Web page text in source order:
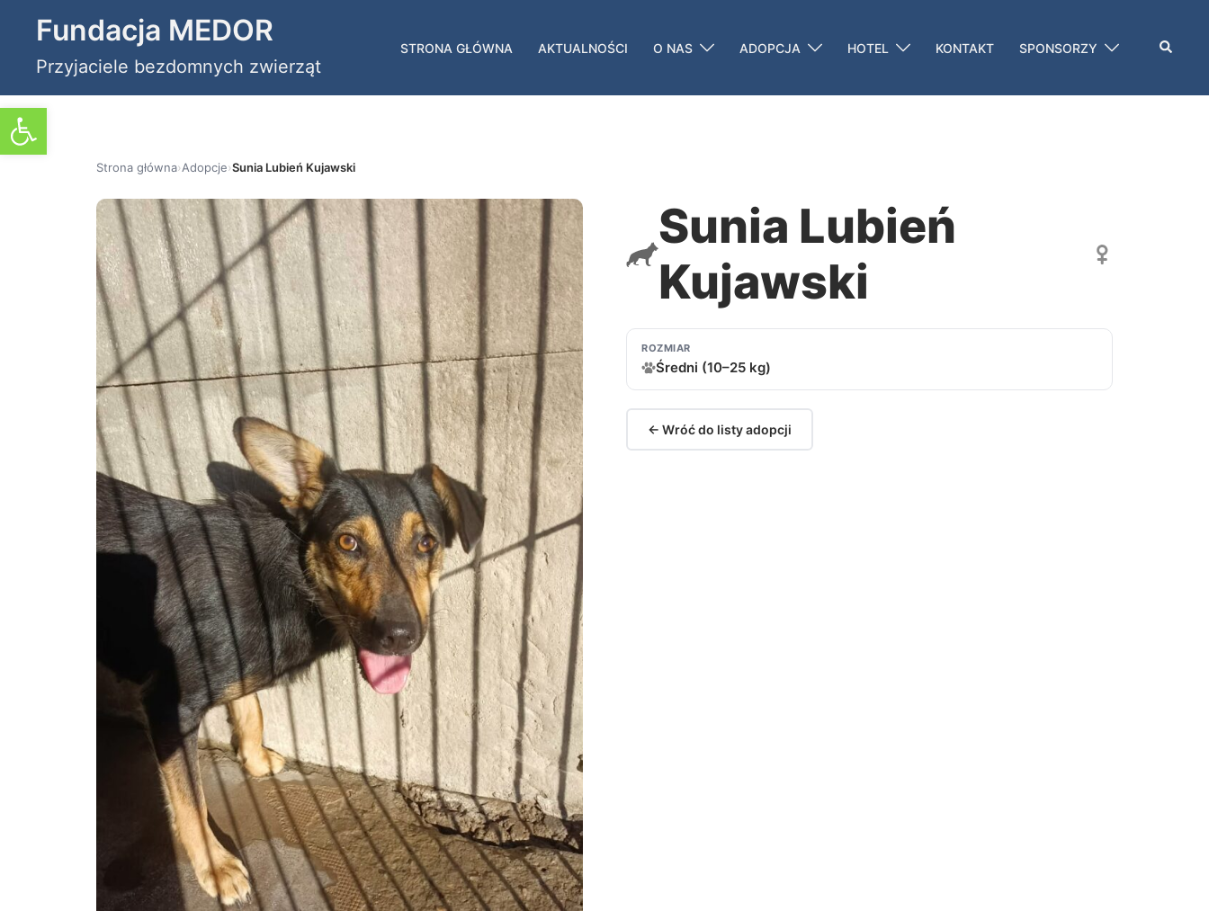
Otwórz pasek narzędzi
treści
Fundacja MEDOR
Przyjaciele bezdomnych zwierząt
STRONA GŁÓWNA AKTUALNOŚCI O NAS ADOPCJA HOTEL KONTAKT SPONSORZY Szukaj
Strona główna›Adopcje›Sunia Lubień Kujawski
Sunia Lubień
Kujawski
ROZMIAR
Średni (10–25 kg)
← Wróć do listy adopcji